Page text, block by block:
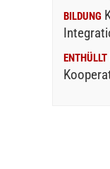
BILDUNG
ENTHÜLLT